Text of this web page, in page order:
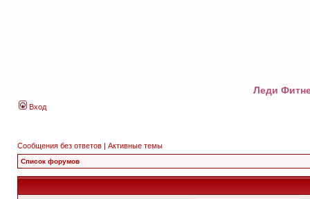
Леди
Вход
Сообщения без ответов | Активные темы
Список форумов